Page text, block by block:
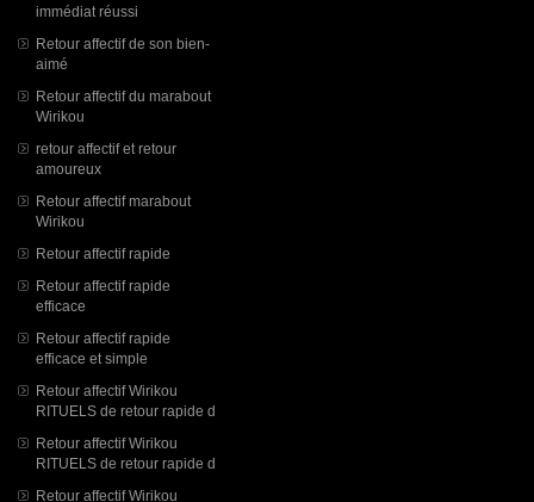
immédiat réussi
Retour affectif de son bien-
aimé
Retour affectif du marabout
Wirikou
retour affectif et retour
amoureux
Retour affectif marabout
Wirikou
Retour affectif rapide
Retour affectif rapide
efficace
Retour affectif rapide
efficace et simple
Retour affectif Wirikou
RITUELS de retour rapide d
Retour affectif Wirikou
RITUELS de retour rapide d
Retour affectif Wirikou